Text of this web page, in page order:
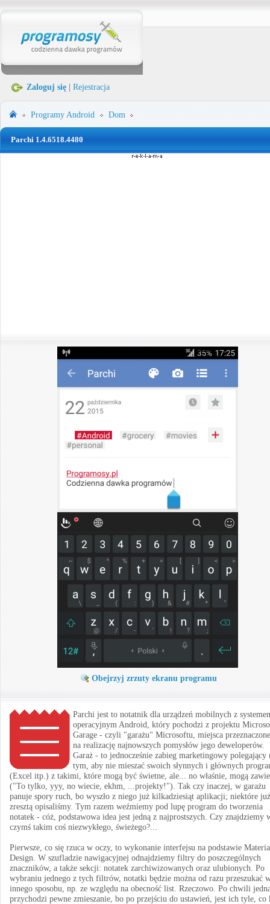
Zaloguj się Rejestracja
ProgramyAndroid Dom
Parchi 1.4.6518.4480
Obejrzyj zrzuty ekranu programu
Parchi jest to notatnik dla urządzeń mobilnych z
operacyjnym Android, który pochodzi z projektu
Garage - czyli "garażu" Microsoftu, miejsca
na realizację najnowszych pomysłów jego deweloperów.
Garaż - to jednocześnie zabieg marketingowy polegający
tym, aby nie mieszać swoich słynnych i głównych
(Excel itp.) z takimi, które mogą być świetne, ale... no właśnie, mogą
("To tylko, yyy, no wiecie, ekhm, ...projekty!"). Tak czy inaczej, w garażu
panuje spory ruch, bo wyszło z niego już kilkadziesiąt aplikacji; niektóre już
zresztą opisaliśmy. Tym razem weźmiemy pod lupę program do tworzenia
notatek - cóż, podstawowa idea jest jedną z najprostszych. Czy znajdziemy
czymś takim coś niezwykłego, świeżego?...
Pierwsze, co się rzuca w oczy, to wykonanie interfejsu na podstawie
Design. W szufladzie nawigacyjnej odnajdziemy filtry do poszczególnych
znaczników, a także sekcji: notatek zarchiwizowanych oraz ulubionych. Po
wybraniu jednego z tych filtrów, notatki będzie można od razu przeszukać
innego sposobu, np. ze względu na obecność list. Rzeczowo. Po chwili
przychodzi pewne zmieszanie, bo po przejściu do ustawień, jest ich tyle, co